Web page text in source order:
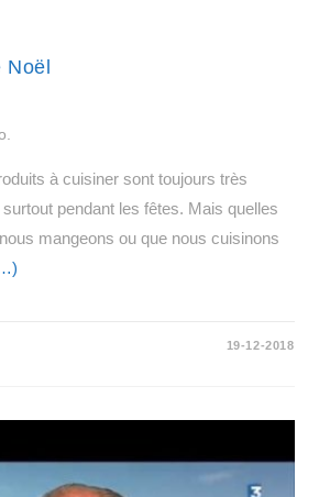
Noël
à cuisiner sont toujours très
pendant les fêtes. Mais quelles
mangeons ou que nous cuisinons
19-12-2018